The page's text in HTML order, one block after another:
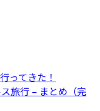
ってきた！
旅行 – まとめ（完